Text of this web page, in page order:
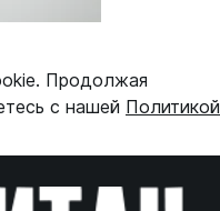
Продолжая
с нашей Политикой